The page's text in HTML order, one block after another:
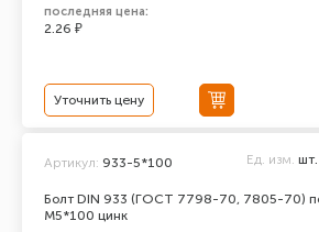
последняя цена:
2.26 ₽
Уточнить цену
Болт DIN 933 (ГОСТ 7798-70, 7805-70)
М5*100 цинк
Артикул: 933-5*100 Ед. изм. шт.